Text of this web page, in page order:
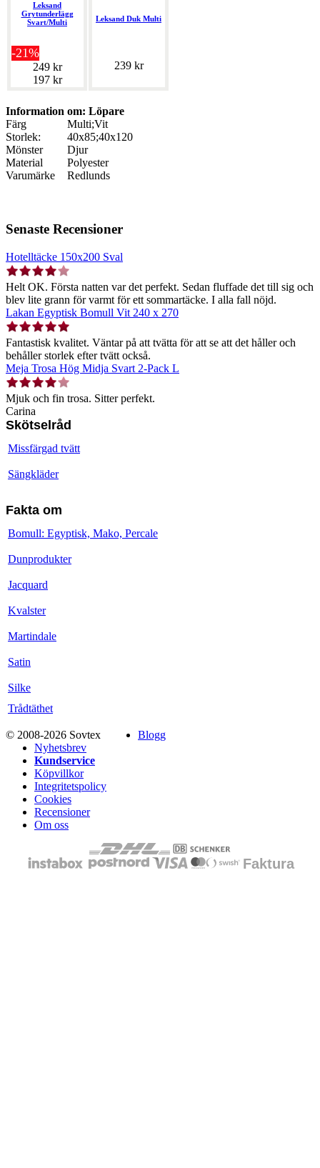
Leksand
Grytunderlägg
Svart/Multi
-21%
249 kr
197 kr
Leksand Duk Multi
239 kr
Information om: Löpare
Färg
Multi;Vit
Storlek:
40x85;40x120
Mönster
Djur
Material
Polyester
Varumärke
Redlunds
Senaste Recensioner
Hotelltäcke 150x200 Sval
Helt OK. Första natten var det perfekt. Sedan fluffade det till sig och
blev lite grann för varmt för ett sommartäcke. I alla fall nöjd.
Lakan Egyptisk Bomull Vit 240 x 270
Fantastisk kvalitet. Väntar på att tvätta för att se att det håller och
behåller storlek efter tvätt också.
Meja Trosa Hög Midja Svart 2-Pack L
Mjuk och fin trosa. Sitter perfekt.
Carina
Skötselråd
Missfärgad tvätt
Sängkläder
Fakta om
Bomull: Egyptisk, Mako, Percale
Dunprodukter
Jacquard
Kvalster
Martindale
Satin
Silke
Trådtäthet
© 2008-2026 Sovtex
Blogg
Nyhetsbrev
Kundservice
Köpvillkor
Integritetspolicy
Cookies
Recensioner
Om oss